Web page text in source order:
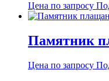
Цена по запросу
Памятник
Цена по запросу